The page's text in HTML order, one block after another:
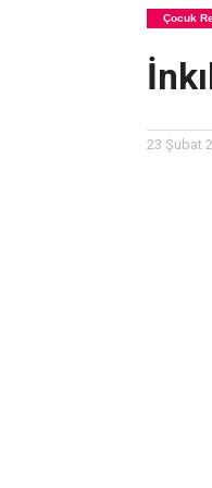
Çocuk
23 Şubat